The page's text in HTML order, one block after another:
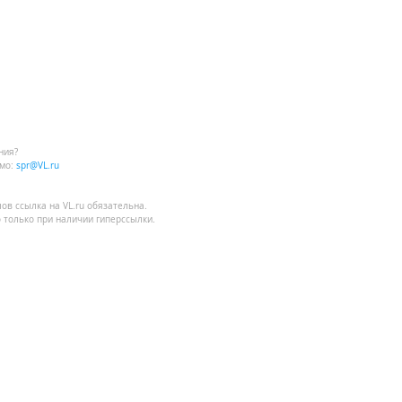
spr@VL.ru
ссылка на VL.ru обязательна.
при наличии гиперссылки.